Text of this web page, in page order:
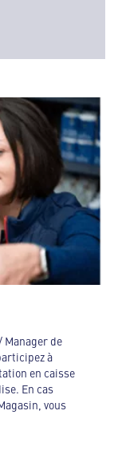
Manager de
à
en caisse
En cas
vous